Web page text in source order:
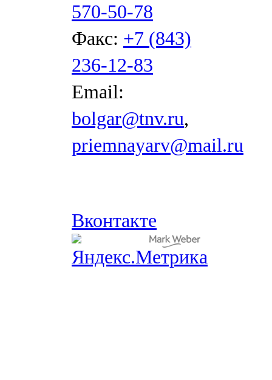
570-50-78
Факс: +7 (843)
236-12-83
Email:
bolgar@tnv.ru,
priemnayarv@mail.ru
Вконтакте